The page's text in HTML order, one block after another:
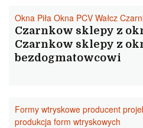
Okna Piła Okna PCV Wałcz
Czarnkow sklepy z
Czarnkow sklepy z
bezdogmatowcowi
Formy wtryskowe producent
produkcja form wtryskowych